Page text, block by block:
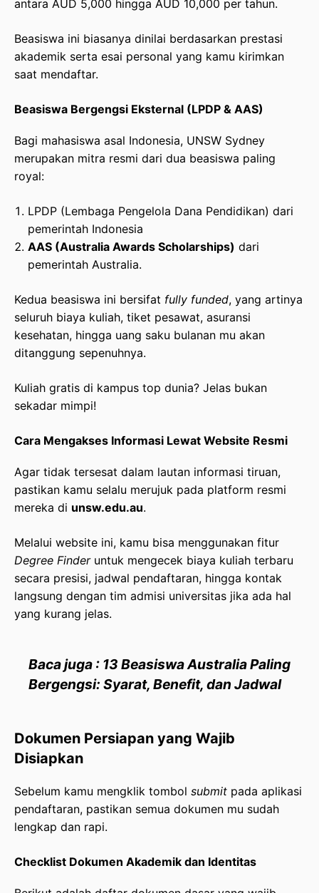
antara AUD 5,000 hingga AUD 10,000 per tahun.
Beasiswa ini biasanya dinilai berdasarkan prestasi
akademik serta esai personal yang kamu kirimkan
saat mendaftar.
Beasiswa Bergengsi Eksternal (LPDP & AAS)
Bagi mahasiswa asal Indonesia, UNSW Sydney
merupakan mitra resmi dari dua beasiswa paling
royal:
LPDP (Lembaga Pengelola Dana Pendidikan) dari
pemerintah Indonesia
AAS (Australia Awards Scholarships) dari
pemerintah Australia.
Kedua beasiswa ini bersifat fully funded, yang artinya
seluruh biaya kuliah, tiket pesawat, asuransi
kesehatan, hingga uang saku bulanan mu akan
ditanggung sepenuhnya.
Kuliah gratis di kampus top dunia? Jelas bukan
sekadar mimpi!
Cara Mengakses Informasi Lewat Website Resmi
Agar tidak tersesat dalam lautan informasi tiruan,
pastikan kamu selalu merujuk pada platform resmi
mereka di unsw.edu.au.
Melalui website ini, kamu bisa menggunakan fitur
Degree Finderuntuk mengecek biaya kuliah terbaru
secara presisi, jadwal pendaftaran, hingga kontak
langsung dengan tim admisi universitas jika ada hal
yang kurang jelas.
Baca juga : 13 Beasiswa Australia Paling
Bergengsi: Syarat, Benefit, dan Jadwal
Dokumen Persiapan yang Wajib
Disiapkan
Sebelum kamu mengklik tombol submit pada aplikasi
pendaftaran, pastikan semua dokumen mu sudah
lengkap dan rapi.
Checklist Dokumen Akademik dan Identitas